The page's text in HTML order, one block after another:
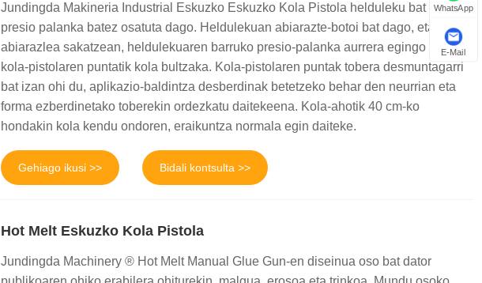
Jundingda Makineria Industrial Eskuzko Eskuzko Kola Pistola helduleku bat eta
presio palanka batez osatuta dago. Heldulekuan abiarazte-botoi bat dago, eta
abiarazlea sakatzean, heldulekuaren barruko presio-palanka aurrera egingo du,
kola-pistolaren puntatik kola bultzaka. Kola-pistolaren puntak tobera desmuntagarri
bat izan ohi du, aplikazio-baldintza desberdinak betetzeko behar den neurrian eta
forma ezberdinetako toberekin ordezkatu daitekeena. Kola-ahotik 40 cm-ko
hondakin kola kendu ondoren, eraikuntza normala egin daiteke.
Gehiago ikusi >> Bidali kontsulta >>
Hot Melt Eskuzko Kola Pistola
Jundingda Machinery ® Hot Melt Manual Glue Gun-en diseinua oso bat dator
WhatsApp
E-Mail